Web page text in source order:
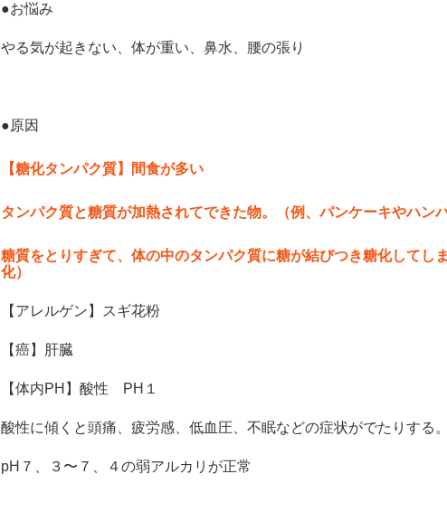
●お悩み
やる気が起きない、体が重い、鼻水、腰の張り
●原因
【糖化タンパク質】間食が多い
タンパク質と糖質が加熱されてできた物。（例、パンケーキやハン
糖質をとりすぎて、体の中のタンパク質に糖が結びつき糖化してし
化）
【アレルゲン】スギ花粉
【癌】肝臓
【体内PH】酸性 PH１
酸性に傾くと頭痛、疲労感、低血圧、不眠などの症状がでたりする。
pH ７、３〜７、４の弱アルカリが正常